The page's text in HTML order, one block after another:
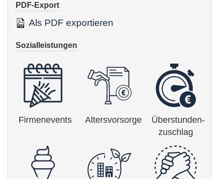
PDF-Export
Als PDF exportieren
Sozialleistungen
Firmenevents Altersvorsorge
Überstunden-
zuschlag